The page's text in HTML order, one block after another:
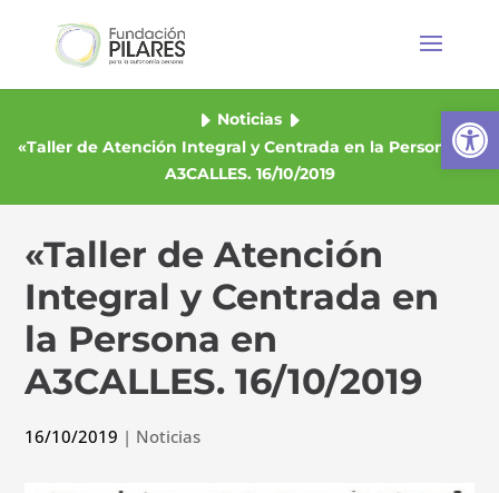
Noticias
«Taller de Atención Integral y Centrada en la Persona en
A3CALLES. 16/10/2019
«Taller de Atención
Integral y Centrada en
la Persona en
A3CALLES. 16/10/2019
16/10/2019 | Noticias